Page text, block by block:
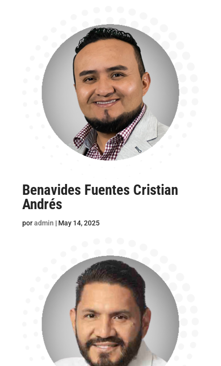
Benavides Fuentes Cristian
Andrés
poradmin | May 14, 2025